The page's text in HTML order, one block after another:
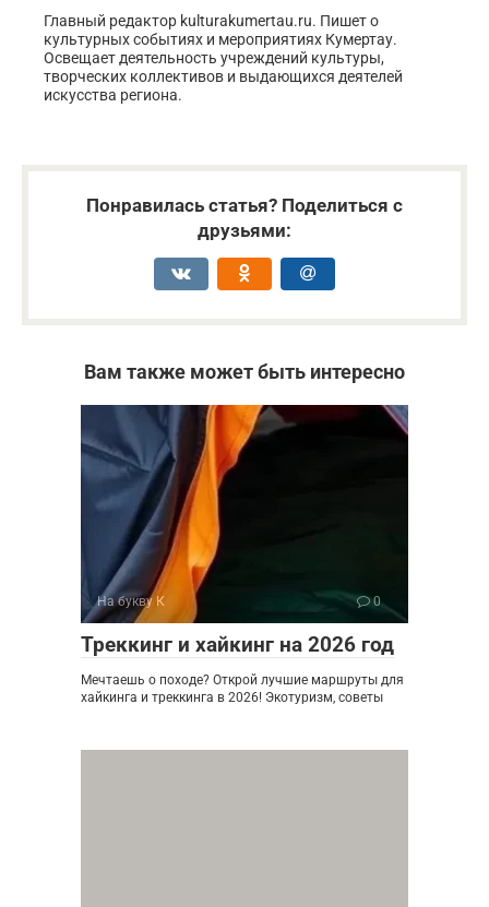
Главный редактор kulturakumertau.ru. Пишет о
культурных событиях и мероприятиях Кумертау.
Освещает деятельность учреждений культуры,
творческих коллективов и выдающихся деятелей
искусства региона.
Понравилась статья? Поделиться с
друзьями:
Вам также может быть интересно
На букву К 0
Треккинг и хайкинг на 2026 год
Мечтаешь о походе? Открой лучшие маршруты для
хайкинга и треккинга в 2026! Экотуризм, советы